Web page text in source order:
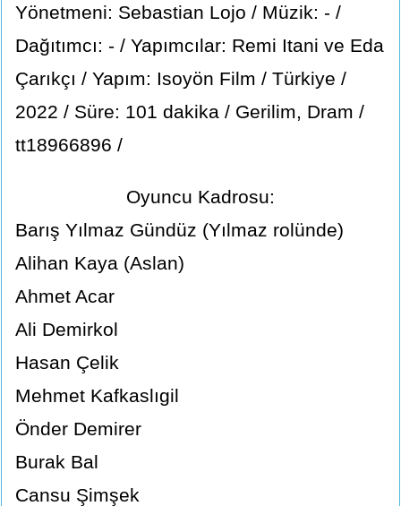
Yönetmeni: Sebastian Lojo / Müzik: - /
Dağıtımcı: - / Yapımcılar: Remi Itani ve Eda
Çarıkçı / Yapım: Isoyön Film / Türkiye /
2022 / Süre: 101 dakika / Gerilim, Dram /
tt18966896 /
Oyuncu Kadrosu:
Barış Yılmaz Gündüz (Yılmaz rolünde)
Alihan Kaya (Aslan)
Ahmet Acar
Ali Demirkol
Hasan Çelik
Mehmet Kafkaslıgil
Önder Demirer
Burak Bal
Cansu Şimşek